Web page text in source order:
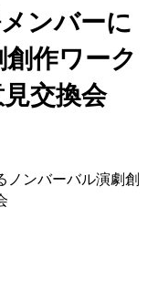
ンバーに
作ワーク
交換会